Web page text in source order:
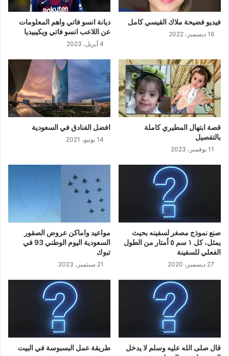
فيديو فضيحة ملاك القيسي كامل
16 ديسمبر، 2022
ديانة انسو فاتي واهم المعلومات
عن اللاعب انسو فاتي ويكيبيديا
4 أبريل، 2023
قصة ابتهال المطيري كاملة
بالتفصيل
11 نوفمبر، 2023
افضل الفنادق في السعودية
14 يونيو، 2021
صنع نموذج مصغر لسفينه بحيث
يمثل، كل ١ سم ٥ أمتار من الطول
الفعلي للسفينة
27 ديسمبر، 2020
مواعيد واماكن عروض الصقور
السعودية اليوم الوطني 93 في
تبوك
21 سبتمبر، 2023
قال صلى الله عليه وسلم لا يدخل
طريقة عمل البسبوسة في البيت